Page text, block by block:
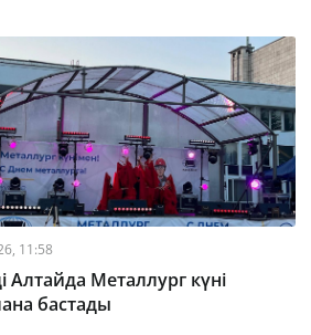
11:58
Алтайда Металлург күні
бастады